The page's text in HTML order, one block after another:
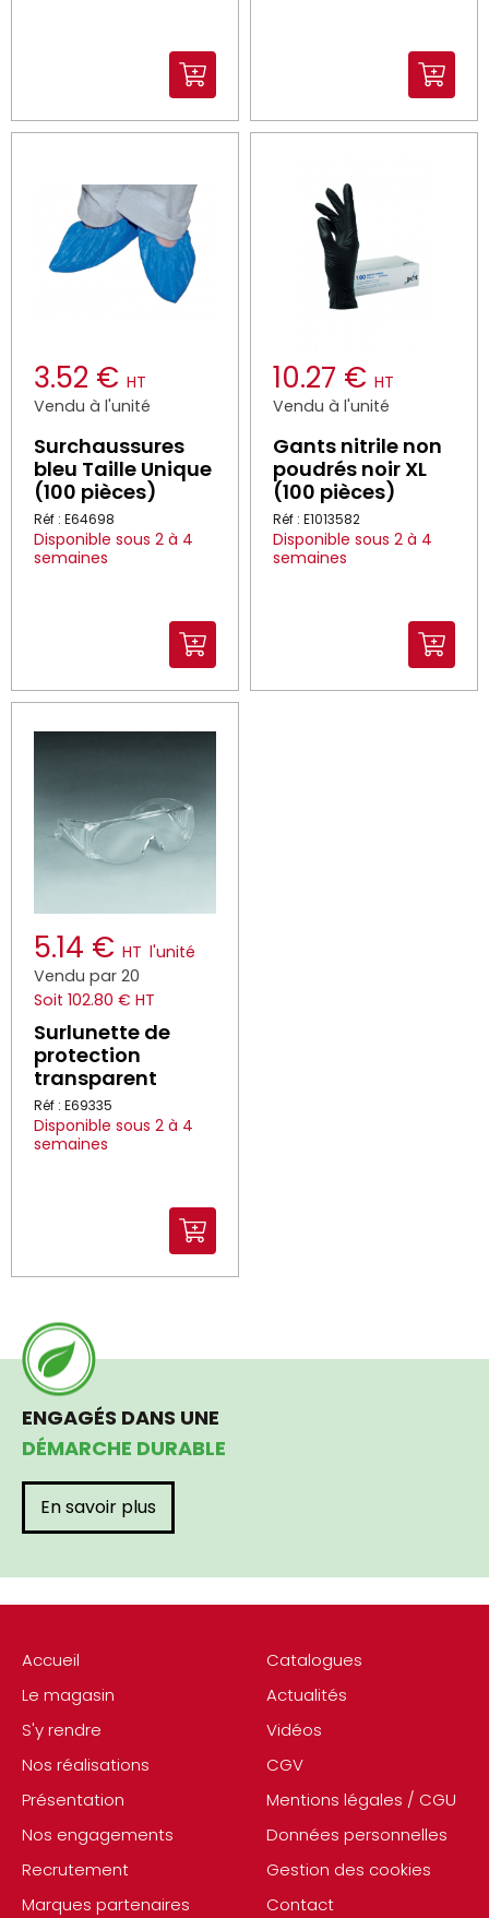
3.52 € HT
Vendu à l'unité
Surchaussures
bleu Taille Unique
(100 pièces)
Réf : E64698
Disponible sous 2 à 4
semaines
10.27 € HT
Vendu à l'unité
Gants nitrile non
poudrés noir XL
(100 pièces)
Réf : E1013582
Disponible sous 2 à 4
semaines
5.14 € HT l'unité
Vendu par 20
Soit 102.80 € HT
Surlunette de
protection
transparent
Réf : E69335
Disponible sous 2 à 4
semaines
Accueil
Le magasin
S'y rendre
Nos réalisations
Présentation
Nos engagements
Recrutement
Marques partenaires
Catalogues
Actualités
Vidéos
CGV
Mentions légales / CGU
Données personnelles
Gestion des cookies
Contact
ENGAGÉS DANS UNE
DÉMARCHE DURABLE
En savoir plus